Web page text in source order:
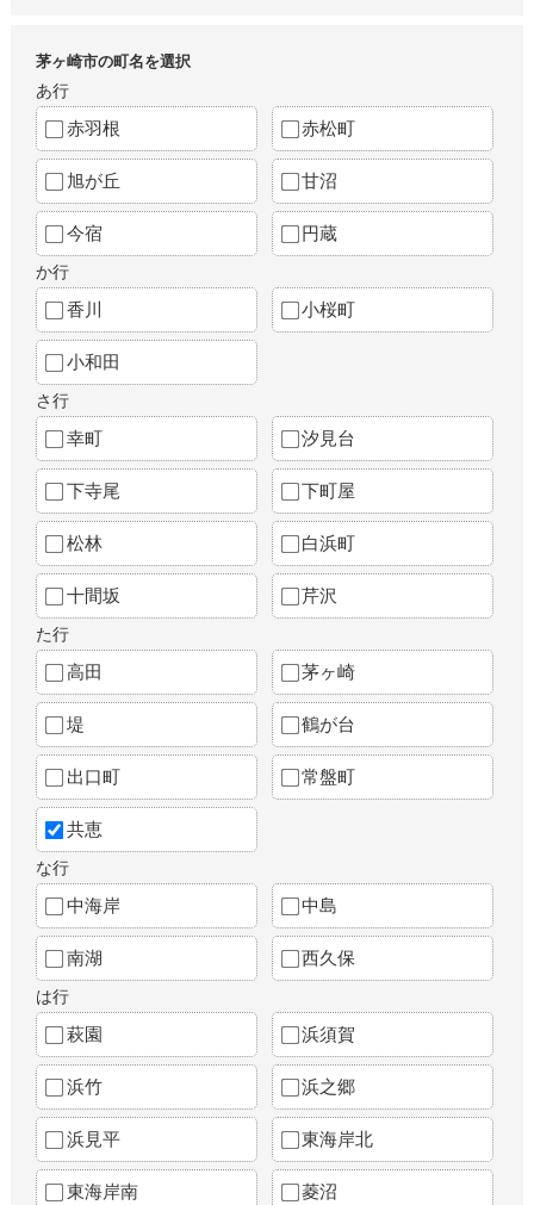
茅ヶ崎市の町名を選択
あ行
赤羽根 赤松町
旭が丘 甘沼
今宿 円蔵
か行
香川 小桜町
小和田
さ行
幸町 汐見台
下寺尾 下町屋
松林 白浜町
十間坂 芹沢
た行
高田 茅ヶ崎
堤 鶴が台
出口町 常盤町
共恵
な行
中海岸 中島
南湖 西久保
は行
萩園 浜須賀
浜竹 浜之郷
浜見平 東海岸北
東海岸南 菱沼